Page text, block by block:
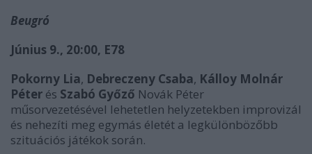
Beugró
Június 9., 20:00, E78
Pokorny Lia, Debreczeny Csaba, Kálloy Molnár
Péter és Szabó Győző Novák Péter
műsorvezetésével lehetetlen helyzetekben improvizál
és nehezíti meg egymás életét a legkülönbözőbb
szituációs játékok során.